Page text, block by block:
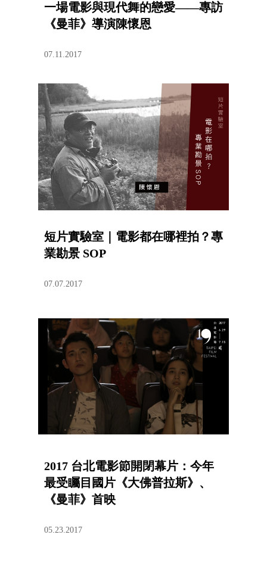
一場電影與現代舞的戀愛——專訪
《曼菲》導演陳懷恩
07.11.2017
短片實驗室｜電影都在哪裡拍？專
業勘景 SOP
07.07.2017
2017 台北電影節開閉幕片：今年
最受矚目國片《大佛普拉斯》、
《曼菲》首映
05.23.2017